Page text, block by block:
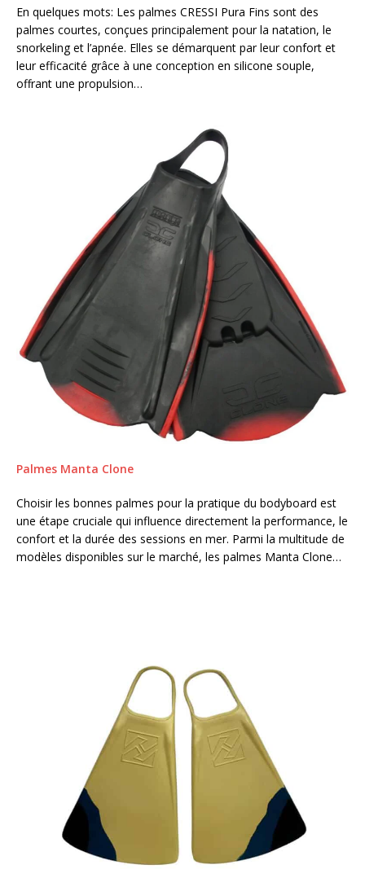
En quelques mots: Les palmes CRESSI Pura Fins sont des
palmes courtes, conçues principalement pour la natation, le
snorkeling et l’apnée. Elles se démarquent par leur confort et
leur efficacité grâce à une conception en silicone souple,
offrant une propulsion…
Palmes Manta Clone
Choisir les bonnes palmes pour la pratique du bodyboard est
une étape cruciale qui influence directement la performance, le
confort et la durée des sessions en mer. Parmi la multitude de
modèles disponibles sur le marché, les palmes Manta Clone…